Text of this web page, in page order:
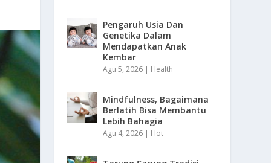
Pengaruh Usia Dan
Genetika Dalam
Mendapatkan Anak
Kembar
Agu 5, 2026 | Health
Mindfulness, Bagaimana
Berlatih Bisa Membantu
Lebih Bahagia
Agu 4, 2026 | Hot